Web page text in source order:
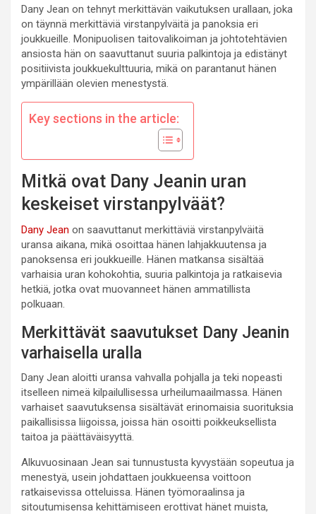
Dany Jean on tehnyt merkittävän vaikutuksen urallaan, joka
on täynnä merkittäviä virstanpylväitä ja panoksia eri
joukkueille. Monipuolisen taitovalikoiman ja johtotehtävien
ansiosta hän on saavuttanut suuria palkintoja ja edistänyt
positiivista joukkuekulttuuria, mikä on parantanut hänen
ympärillään olevien menestystä.
Key sections in the article:
Mitkä ovat Dany Jeanin uran
keskeiset virstanpylväät?
Dany Jean on saavuttanut merkittäviä virstanpylväitä
uransa aikana, mikä osoittaa hänen lahjakkuutensa ja
panoksensa eri joukkueille. Hänen matkansa sisältää
varhaisia uran kohokohtia, suuria palkintoja ja ratkaisevia
hetkiä, jotka ovat muovanneet hänen ammatillista
polkuaan.
Merkittävät saavutukset Dany Jeanin
varhaisella uralla
Dany Jean aloitti uransa vahvalla pohjalla ja teki nopeasti
itselleen nimeä kilpailullisessa urheilumaailmassa. Hänen
varhaiset saavutuksensa sisältävät erinomaisia suorituksia
paikallisissa liigoissa, joissa hän osoitti poikkeuksellista
taitoa ja päättäväisyyttä.
Alkuvuosinaan Jean sai tunnustusta kyvystään sopeutua ja
menestyä, usein johdattaen joukkueensa voittoon
ratkaisevissa otteluissa. Hänen työmoraalinsa ja
sitoutumisensa kehittämiseen erottivat hänet muista,